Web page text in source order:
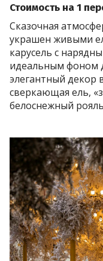
Стоимость на 1
Сказочная
украшен живыми
карусель с
идеальным фоном
элегантный декор
сверкающая ель,
белоснежный